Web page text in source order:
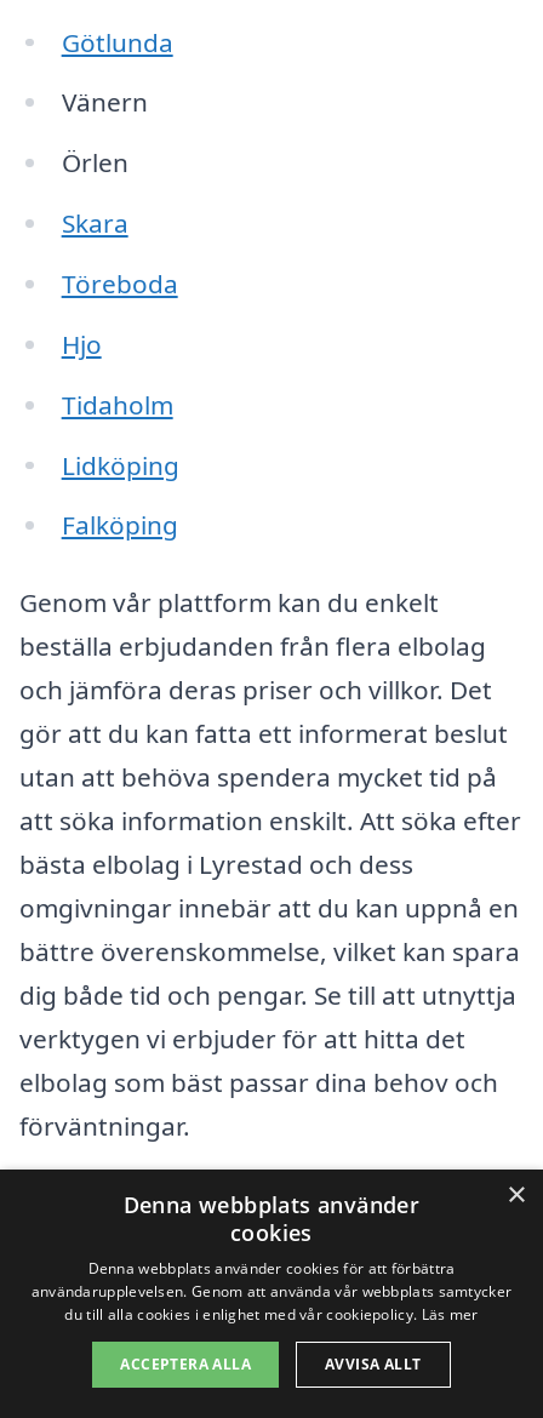
Götlunda
Vänern
Örlen
Skara
Töreboda
Hjo
Tidaholm
Lidköping
Falköping
Genom vår plattform kan du enkelt
beställa erbjudanden från flera elbolag
och jämföra deras priser och villkor. Det
gör att du kan fatta ett informerat beslut
utan att behöva spendera mycket tid på
att söka information enskilt. Att söka efter
bästa elbolag i Lyrestad och dess
omgivningar innebär att du kan uppnå en
bättre överenskommelse, vilket kan spara
dig både tid och pengar. Se till att utnyttja
verktygen vi erbjuder för att hitta det
elbolag som bäst passar dina behov och
förväntningar.
Elbolag översikt
Innehållsförteckning gömma
Att bästa elbolag i Lyrestad kan vara ett smart val av
flera skäl?
Översikt över populära elleverantörer
×
Denna webbplats använder
cookies
Denna webbplats använder cookies för att förbättra
användarupplevelsen. Genom att använda vår webbplats samtycker
du till alla cookies i enlighet med vår cookiepolicy. Läs mer
ACCEPTERA ALLA AVVISA ALLT